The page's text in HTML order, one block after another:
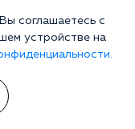
как Вам помочь.
соглашаетесь с
устройстве на